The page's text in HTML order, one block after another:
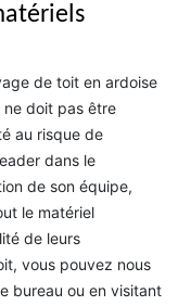
de toit en ardoise
ne doit pas être
au risque de
dans le
de son équipe,
le matériel
de leurs
vous pouvez nous
bureau ou en visitant